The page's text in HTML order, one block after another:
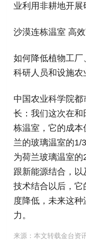
业利用非耕地开展
沙漠连栋温室 高
如何降低植物工
科研人员和设施农
中国农业科学院
长：我们这次在
栋温室，它的成
兰的玻璃温室的1/
为荷兰玻璃温室
跟新能源结合，
技术结合以后，
度降低，未来这
力。
来源：本文转载金台资